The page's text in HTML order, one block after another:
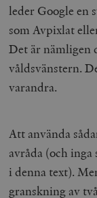
leder Google en
som Avpixlat
Det är nämligen
våldsvänstern.
varandra.
Att använda
avråda (och
i denna text).
granskning av